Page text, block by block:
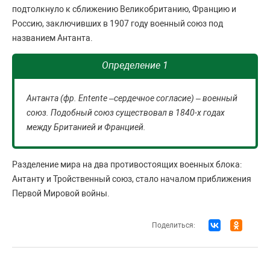
подтолкнуло к сближению Великобританию, Францию и
Россию, заключивших в 1907 году военный союз под
названием Антанта.
Определение 1
Антанта (фр. Entente –сердечное согласие) – военный
союз. Подобный союз существовал в 1840-х годах
между Британией и Францией.
Разделение мира на два противостоящих военных блока:
Антанту и Тройственный союз, стало началом приближения
Первой Мировой войны.
Поделиться: